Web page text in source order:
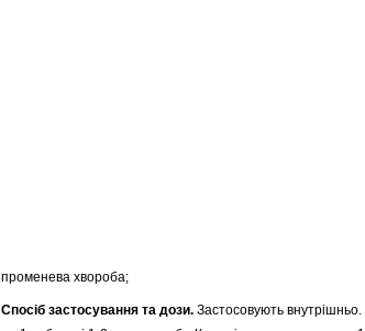
променева хвороба;
Спосіб застосування та дози. Застосовують